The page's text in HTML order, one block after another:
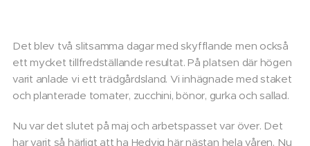
Det blev två slitsamma dagar med skyfflande men också
ett mycket tillfredställande resultat. På platsen där högen
varit anlade vi ett trädgårdsland. Vi inhägnade med staket
och planterade tomater, zucchini, bönor, gurka och sallad.
Nu var det slutet på maj och arbetspasset var över. Det
har varit så härligt att ha Hedvig här nästan hela våren. Nu